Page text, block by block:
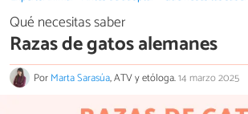
Qué necesitas saber
Razas de gatos alemanes
PorMarta Sarasúa, ATV y etóloga.14 marzo 2025